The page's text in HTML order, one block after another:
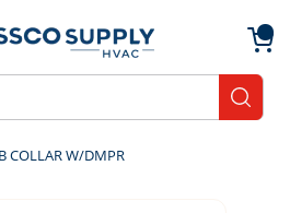
COLLAR W/DMPR